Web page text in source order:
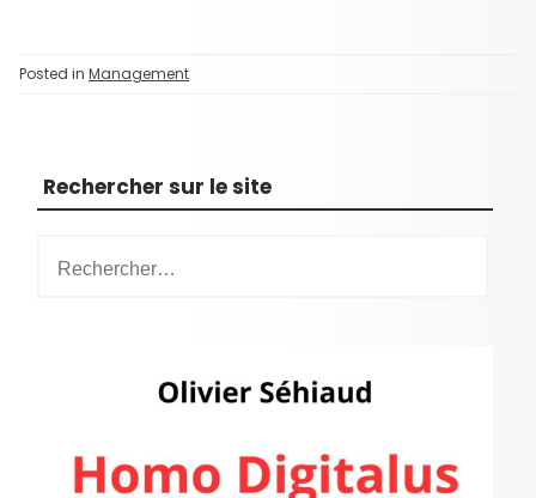
Posted in Management
Rechercher sur le site